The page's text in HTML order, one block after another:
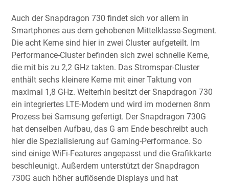
Auch der Snapdragon 730 findet sich vor allem in
Smartphones aus dem gehobenen Mittelklasse-Segment.
Die acht Kerne sind hier in zwei Cluster aufgeteilt. Im
Performance-Cluster befinden sich zwei schnelle Kerne,
die mit bis zu 2,2 GHz takten. Das Stromspar-Cluster
enthält sechs kleinere Kerne mit einer Taktung von
maximal 1,8 GHz. Weiterhin besitzt der Snapdragon 730
ein integriertes LTE-Modem und wird im modernen 8nm
Prozess bei Samsung gefertigt. Der Snapdragon 730G
hat denselben Aufbau, das G am Ende beschreibt auch
hier die Spezialisierung auf Gaming-Performance. So
sind einige WiFi-Features angepasst und die Grafikkarte
beschleunigt. Außerdem unterstützt der Snapdragon
730G auch höher auflösende Displays und hat